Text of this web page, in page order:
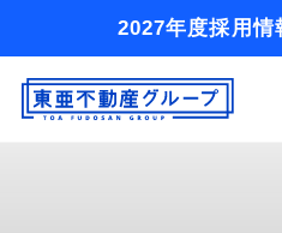
2027年度採用情